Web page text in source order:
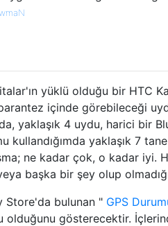
yüklü olduğu bir HTC
içinde görebileceği
yaklaşık 4 uydu, harici bir
kullandığımda yaklaşık 7
ne kadar çok, o kadar iyi.
veya başka bir şey olup
Store'da bulunan " GPS
olduğunu gösterecektir.